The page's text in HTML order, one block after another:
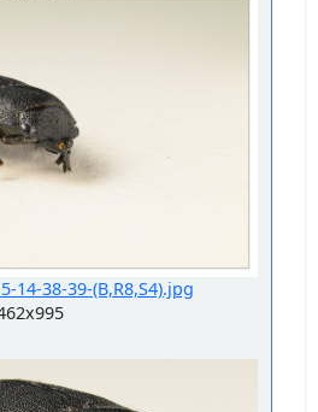
14-38-39-(B,R8,S4).jpg